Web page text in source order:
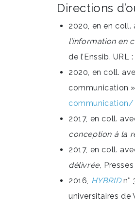
Directions
2020, en en coll.
l’information en
de l’Enssib. URL
2020, en coll.
communication
communication/
2017, en coll.
conception à la
2017, en coll.
délivrée,
2016, HYBRIDn°
universitaires de